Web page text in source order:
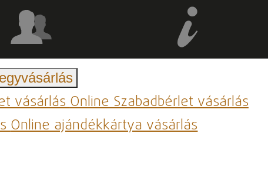
vásárlásOnline Szabadbérlet vásárlás
Online ajándékkártya vásárlás